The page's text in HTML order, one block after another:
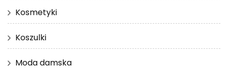
Kosmetyki
Koszulki
Moda damska